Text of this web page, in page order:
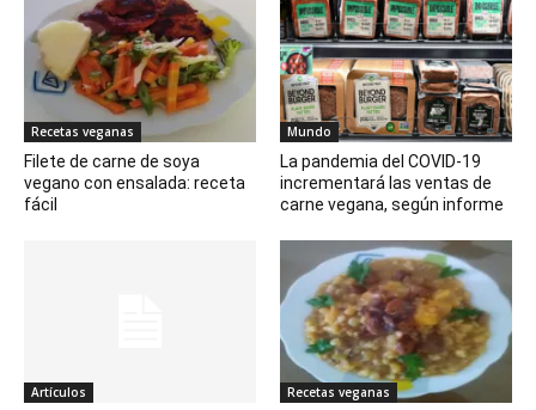
Recetas veganas
Filete de carne de soya
vegano con ensalada: receta
fácil
Mundo
La pandemia del COVID-19
incrementará las ventas de
carne vegana, según informe
Artículos Recetas veganas